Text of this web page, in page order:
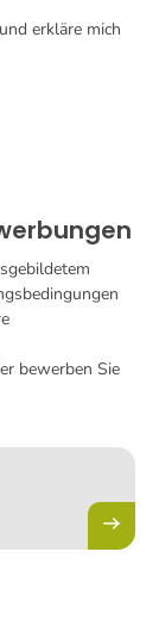
erkläre mich
bewerben Sie